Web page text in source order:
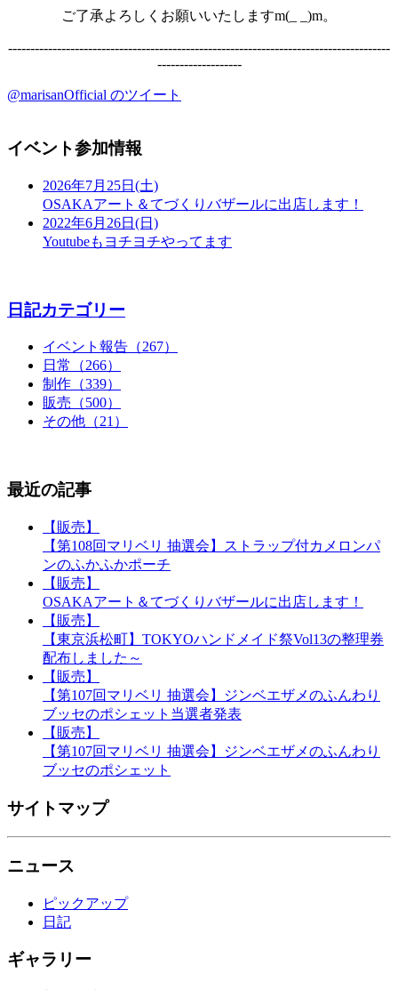
ご了承よろしくお願いいたしますm(_ _)m。
--------------------------------------------------------------------------------------
-------------------
@marisanOfficial のツイート
イベント参加情報
2026年7月25日(土)
OSAKAアート＆てづくりバザールに出店します！
2022年6月26日(日)
Youtubeもヨチヨチやってます
日記カテゴリー
イベント報告（267）
日常（266）
制作（339）
販売（500）
その他（21）
最近の記事
【販売】
【第108回マリベリ 抽選会】ストラップ付カメロンパ
ンのふかふかポーチ
【販売】
OSAKAアート＆てづくりバザールに出店します！
【販売】
【東京浜松町】TOKYOハンドメイド祭Vol13の整理券
配布しました～
【販売】
【第107回マリベリ 抽選会】ジンベエザメのふんわり
ブッセのポシェット当選者発表
【販売】
【第107回マリベリ 抽選会】ジンベエザメのふんわり
ブッセのポシェット
サイトマップ
ニュース
ピックアップ
日記
ギャラリー